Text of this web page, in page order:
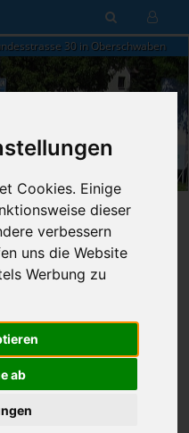
Cookies. Einige
dieser
verbessern
uns die Website
Werbung zu
ab
30 in Oberschwaben
04:17